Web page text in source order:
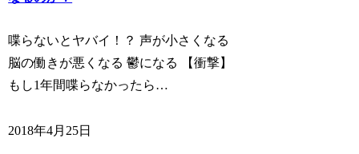
喋らないとヤバイ！？ 声が小さくなる
脳の働きが悪くなる 鬱になる 【衝撃】
もし1年間喋らなかったら…
2018年4月25日